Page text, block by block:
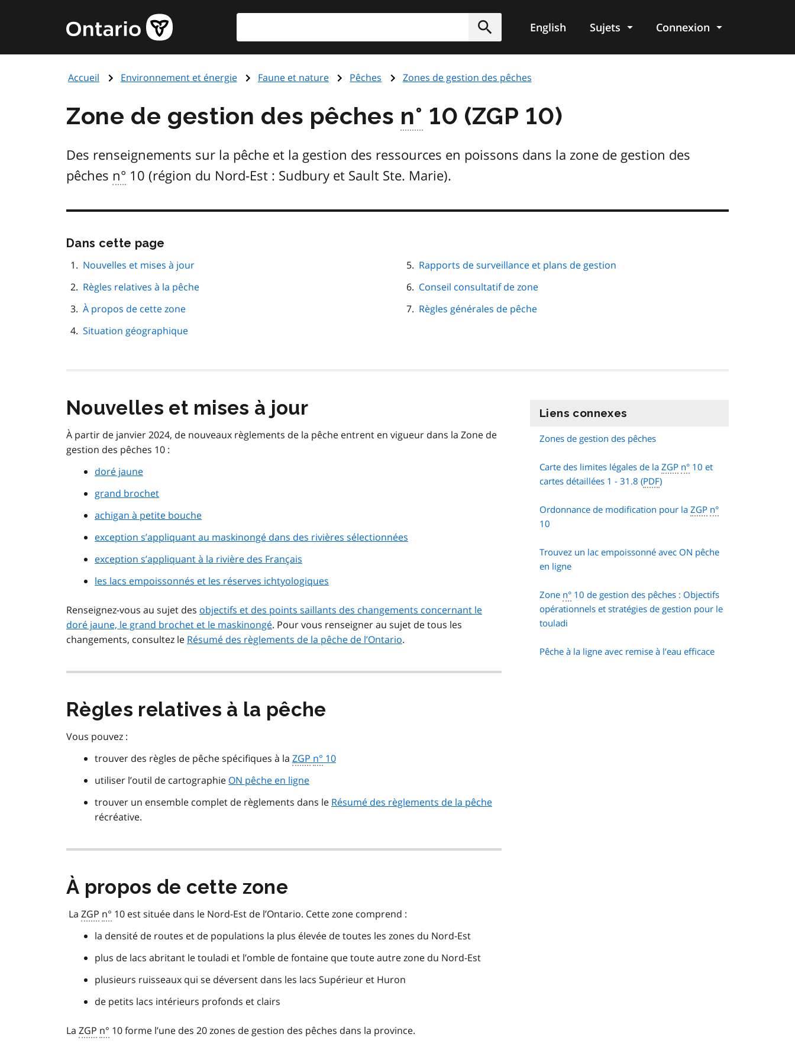
principal
Page
d'accueil
de
Soumettre
English Sujets Connexion
Accueil Environnement et énergie Faune et nature Pêches Zones de gestion des pêches
Zone de gestion des pêches n° 10 (ZGP 10)
Des renseignements sur la pêche et la gestion des ressources en poissons dans la zone de gestion des
pêches n° 10 (région du Nord-Est : Sudbury et Sault Ste. Marie).
Dans cette page
navigation
de
page
Nouvelles et mises à jour
Règles relatives à la pêche
À propos de cette zone
Situation géographique
Rapports de surveillance et plans de gestion
Conseil consultatif de zone
Règles générales de pêche
Nouvelles et mises à jour
À partir de janvier 2024, de nouveaux règlements de la pêche entrent en vigueur dans la Zone de
gestion des pêches 10 :
doré jaune
grand brochet
achigan à petite bouche
exception s’appliquant au maskinongé dans des rivières sélectionnées
exception s’appliquant à la rivière des Français
les lacs empoissonnés et les réserves ichtyologiques
Renseignez-vous au sujet des objectifs et des points saillants des changements concernant le
doré jaune, le grand brochet et le maskinongé. Pour vous renseigner au sujet de tous les
changements, consultez le Résumé des règlements de la pêche de l’Ontario.
Règles relatives à la pêche
Vous pouvez :
trouver des règles de pêche spécifiques à la ZGP n° 10
utiliser l’outil de cartographie ON pêche en ligne
trouver un ensemble complet de règlements dans le Résumé des règlements de la pêche
récréative.
À propos de cette zone
La ZGP n° 10 est située dans le Nord-Est de l’Ontario. Cette zone comprend :
la densité de routes et de populations la plus élevée de toutes les zones du Nord-Est
plus de lacs abritant le touladi et l’omble de fontaine que toute autre zone du Nord-Est
plusieurs ruisseaux qui se déversent dans les lacs Supérieur et Huron
de petits lacs intérieurs profonds et clairs
La ZGP n° 10 forme l’une des 20 zones de gestion des pêches dans la province.
Liens connexes
Zones de gestion des pêches
Carte des limites légales de la ZGP n° 10 et
cartes détaillées 1 - 31.8 (PDF)
Ordonnance de modification pour la ZGP n°
10
Trouvez un lac empoissonné avec ON pêche
en ligne
Zone n° 10 de gestion des pêches : Objectifs
opérationnels et stratégies de gestion pour le
touladi
Pêche à la ligne avec remise à l’eau efficace